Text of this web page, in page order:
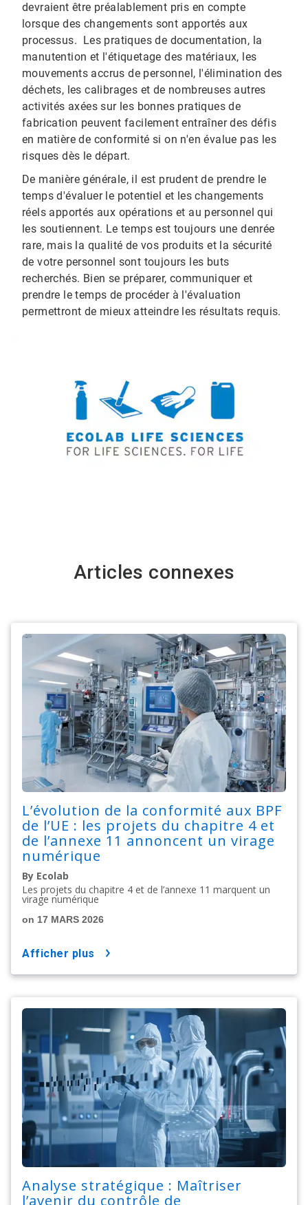
devraient être préalablement pris en compte
lorsque des changements sont apportés aux
processus. Les pratiques de documentation, la
manutention et l'étiquetage des matériaux, les
mouvements accrus de personnel, l'élimination des
déchets, les calibrages et de nombreuses autres
activités axées sur les bonnes pratiques de
fabrication peuvent facilement entraîner des défis
en matière de conformité si on n'en évalue pas les
risques dès le départ.
De manière générale, il est prudent de prendre le
temps d'évaluer le potentiel et les changements
réels apportés aux opérations et au personnel qui
les soutiennent. Le temps est toujours une denrée
rare, mais la qualité de vos produits et la sécurité
de votre personnel sont toujours les buts
recherchés. Bien se préparer, communiquer et
prendre le temps de procéder à l'évaluation
permettront de mieux atteindre les résultats requis.
Articles connexes
L’évolution de la conformité aux BPF
de l’UE : les projets du chapitre 4 et
de l’annexe 11 annoncent un virage
numérique
By Ecolab
Les projets du chapitre 4 et de l’annexe 11 marquent un
virage numérique
on 17 MARS 2026
afficher plus
Analyse stratégique : Maîtriser
l’avenir du contrôle de